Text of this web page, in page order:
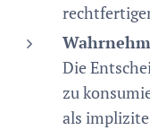
Die
zu
als